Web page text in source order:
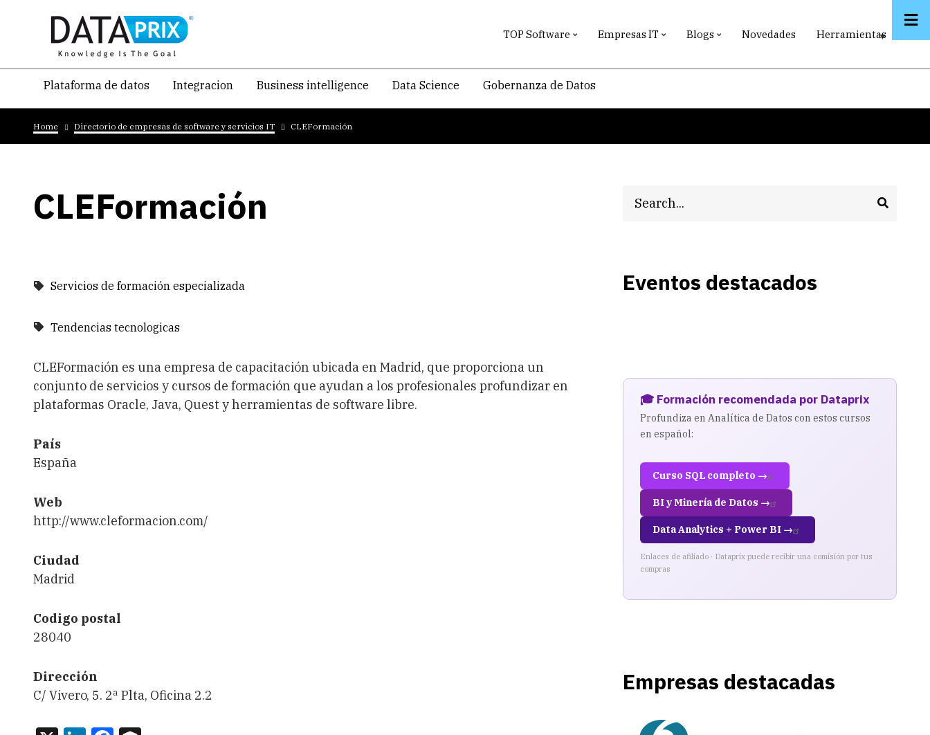
content
TOP Software Empresas IT Blogs Novedades Herramientas
Navegacion
temática
principal
Plataforma de datos Integracion Business intelligence Data Science Gobernanza de Datos
Breadcrumb
Home Directorio de empresas de software y servicios IT CLEFormación
CLEFormación
Servicios de formación especializada
Tendencias tecnologicas
CLEFormación es una empresa de capacitación ubicada en Madrid, que proporciona un
conjunto de servicios y cursos de formación que ayudan a los profesionales profundizar en
plataformas Oracle, Java, Quest y herramientas de software libre.
País
España
Web
http://www.cleformacion.com/
Ciudad
Madrid
Codigo postal
28040
Dirección
C/ Vivero, 5. 2ª Plta, Oficina 2.2
Eventos destacados
🎓 Formación recomendada por Dataprix
Profundiza en Analítica de Datos con estos cursos
en español:
Curso SQL completo →
BI y Minería de Datos →
Data Analytics + Power BI →
Enlaces de afiliado · Dataprix puede recibir una comisión por tus
compras
Empresas destacadas